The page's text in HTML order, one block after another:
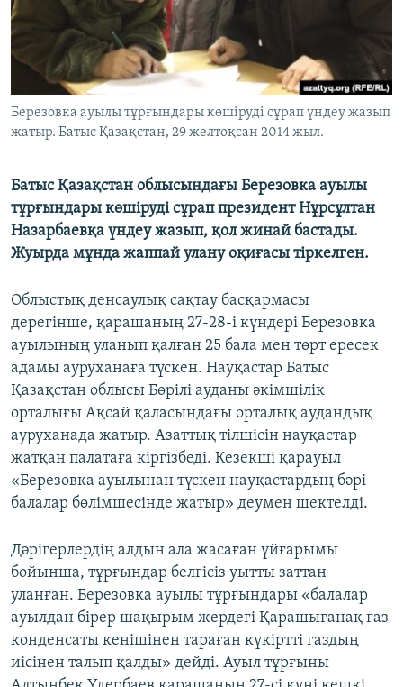
ЖАЗЫЛЫҢЫЗ
Басқа тілдерде
Березовка ауылы тұрғындары көшіруді сұрап үндеу жазып
жатыр. Батыс Қазақстан, 29 желтоқсан 2014 жыл.
Батыс Қазақстан облысындағы Березовка ауылы
тұрғындары көшіруді сұрап президент Нұрсұлтан
Назарбаевқа үндеу жазып, қол жинай бастады.
Жуырда мұнда жаппай улану оқиғасы тіркелген.
Облыстық денсаулық сақтау басқармасы
дерегінше, қарашаның 27-28-і күндері Березовка
ауылының уланып қалған 25 бала мен төрт ересек
адамы ауруханаға түскен. Науқастар Батыс
Қазақстан облысы Бөрілі ауданы әкімшілік
орталығы Ақсай қаласындағы орталық аудандық
ауруханада жатыр. Азаттық тілшісін науқастар
жатқан палатаға кіргізбеді. Кезекші қарауыл
«Березовка ауылынан түскен науқастардың бәрі
балалар бөлімшесінде жатыр» деумен шектелді.
Дәрігерлердің алдын ала жасаған ұйғарымы
бойынша, тұрғындар белгісіз уытты заттан
уланған. Березовка ауылы тұрғындары «балалар
ауылдан бірер шақырым жердегі Қарашығанақ газ
конденсаты кенішінен тараған күкіртті газдың
иісінен талып қалды» дейді. Ауыл тұрғыны